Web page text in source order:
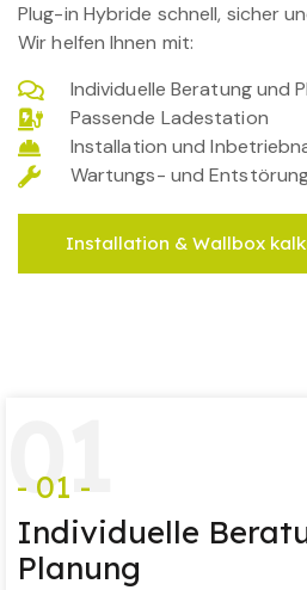
Plug-in Hybride schnell, sicher
Wir helfen Ihnen mit:
Individuelle Beratung und
Passende Ladestation
Installation und
Wartungs- und
Installation & Wallbox
01
- 01 -
Individuelle
Planung